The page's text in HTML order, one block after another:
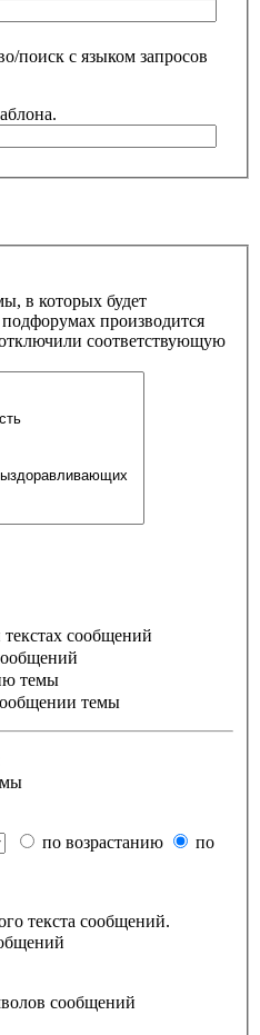
поиск с языком запросов
в которых будет
производится
соответствующую
сообщений
темы
темы
по возрастанию
по
текста сообщений.
сообщений